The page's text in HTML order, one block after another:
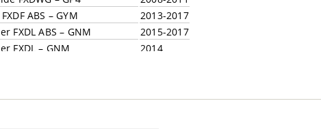
ABS – GYM
2013-2017
FXDL ABS – GNM
2015-2017
FXDL – GNM
2014
FLD ABS – GZM
FXDWG ABS – GPM
2013-2017